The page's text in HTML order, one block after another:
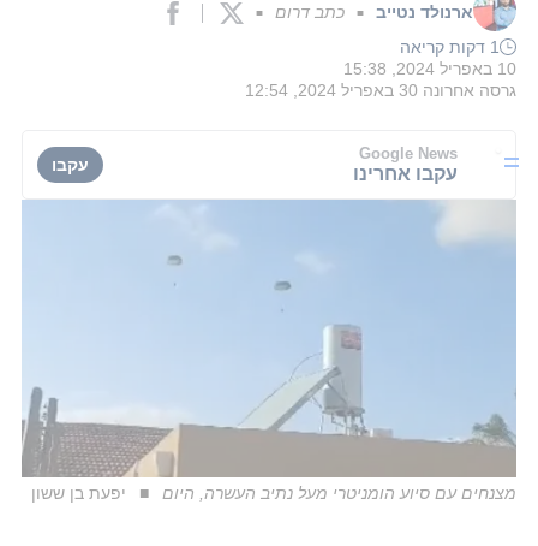
ארנולד נטייב ■ כתב דרום ■
1 דקות קריאה
10 באפריל 2024, 15:38
גרסה אחרונה 30 באפריל 2024, 12:54
Google News
עקבו אחרינו עקבו
מצנחים עם סיוע הומניטרי מעל נתיב העשרה, היום יפעת בן ששון